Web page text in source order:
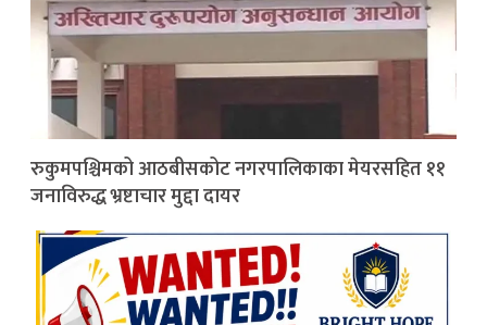
रुकुमपश्चिमको आठबीसकोट नगरपालिकाका मेयरसहित ११
जनाविरुद्ध भ्रष्टाचार मुद्दा दायर